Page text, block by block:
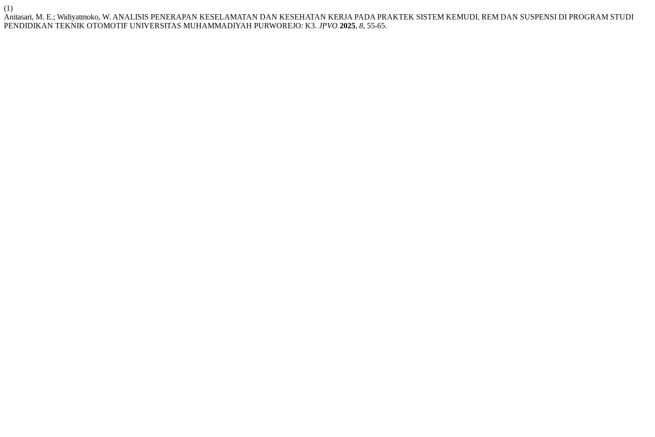
(1)
Anitasari, M. E.; Widiyatmoko, W. ANALISIS PENERAPAN KESELAMATAN DAN KESEHATAN KERJA PADA PRAKTEK SISTEM KEMUDI, REM DAN SUSPENSI DI PROGRAM STUDI
PENDIDIKAN TEKNIK OTOMOTIF UNIVERSITAS MUHAMMADIYAH PURWOREJO: K3. JPVO 2025, 8, 55-65.